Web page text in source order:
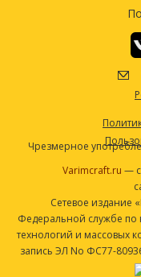
Чрезмерное
Varimcraft.ru —
Сетевое издание
Федеральной службе по
технологий и массовых
запись ЭЛ No ФС77-